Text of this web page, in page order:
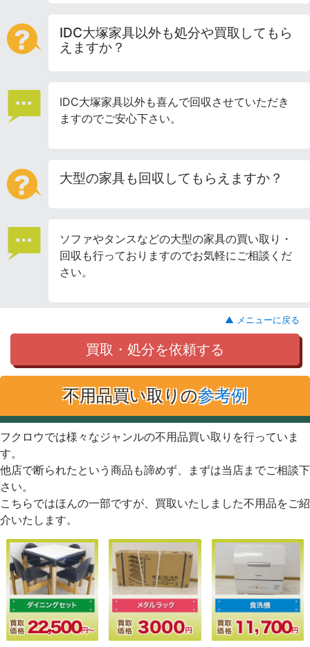
IDC大塚家具以外も処分や買取してもら
えますか？
IDC大塚家具以外も喜んで回収させていただき
ますのでご安心下さい。
大型の家具も回収してもらえますか？
ソファやタンスなどの大型の家具の買い取り・
回収も行っておりますのでお気軽にご相談くだ
さい。
▲ メニューに戻る
買取・処分を依頼する
不用品買い取りの参考例
フクロウでは様々なジャンルの不用品買い取りを行っていま
す。
他店で断られたという商品も諦めず、まずは当店までご相談下
さい。
こちらではほんの一部ですが、買取いたしました不用品をご紹
介いたします。